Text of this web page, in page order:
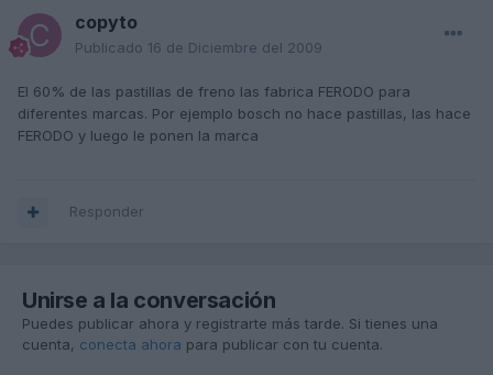
copyto
Publicado 16 de Diciembre del 2009
El 60% de las pastillas de freno las fabrica FERODO para
diferentes marcas. Por ejemplo bosch no hace pastillas, las hace
FERODO y luego le ponen la marca
Responder
Unirse a la conversación
Puedes publicar ahora y registrarte más tarde. Si tienes una
cuenta, conecta ahora para publicar con tu cuenta.